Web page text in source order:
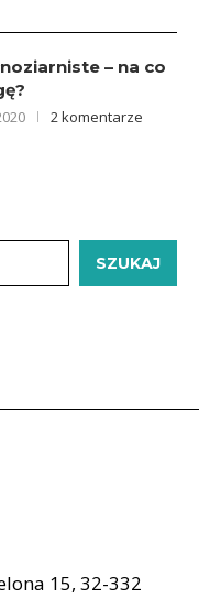
– na co
2 komentarze
SZUKAJ
15, 32-332